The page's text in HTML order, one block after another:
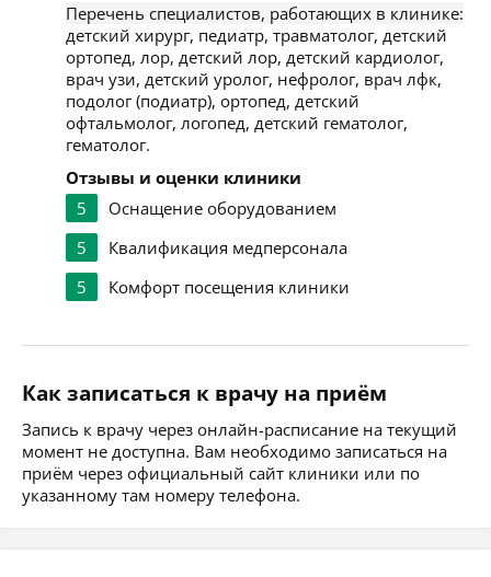
Перечень специалистов, работающих в клинике:
детский хирург, педиатр, травматолог, детский
ортопед, лор, детский лор, детский кардиолог,
врач узи, детский уролог, нефролог, врач лфк,
подолог (подиатр), ортопед, детский
офтальмолог, логопед, детский гематолог,
гематолог.
Отзывы и оценки клиники
5
Оснащение оборудованием
5
Квалификация медперсонала
5
Комфорт посещения клиники
Как записаться к врачу на приём
Запись к врачу через онлайн-расписание на текущий
момент не доступна. Вам необходимо записаться на
приём через официальный сайт клиники или по
указанному там номеру телефона.